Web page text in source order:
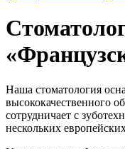
Наша стоматология
высококачественного
сотрудничает с
нескольких